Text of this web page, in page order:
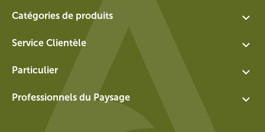
Catégories de produits
Éléments d'eau
Murs
Service Clientèle
Postes vacants
Particulier
Professionnels du Paysage